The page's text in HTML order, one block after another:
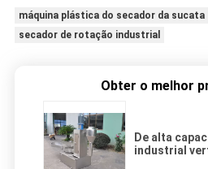
máquina plástica do secador da sucata
secador de rotação industrial
Obter o melhor
De alta
industrial